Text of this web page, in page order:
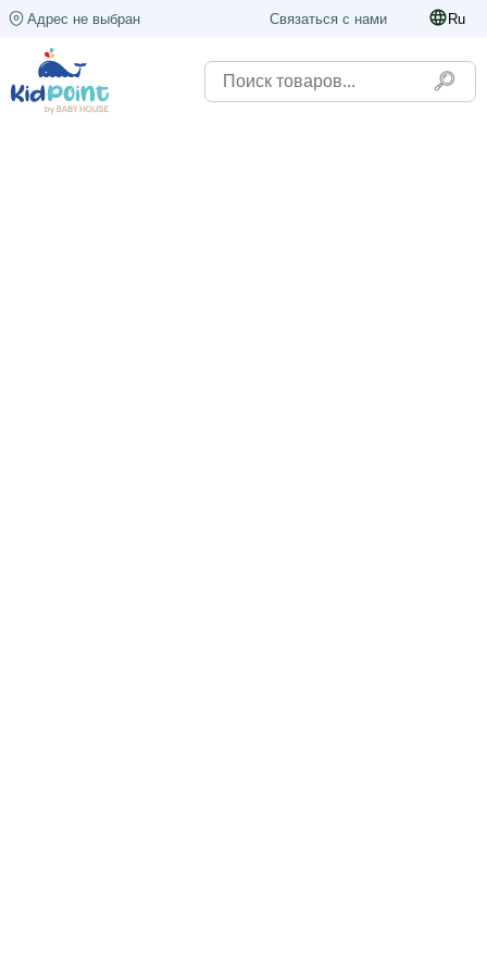
Адрес не выбран Связаться с нами Ru